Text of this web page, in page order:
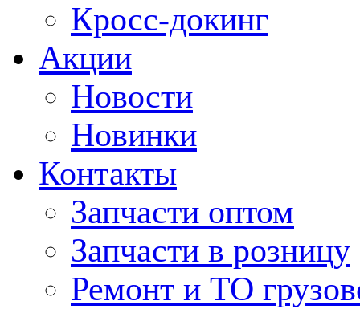
Кросс-докинг
Акции
Новости
Новинки
Контакты
Запчасти оптом
Запчасти в розницу
Ремонт и ТО